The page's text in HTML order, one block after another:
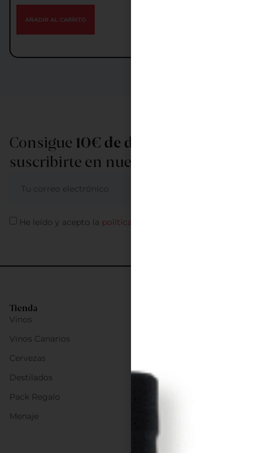
AÑADIR AL CARRITO
Tienda
Vinos
Vinos Canarios
Cervezas
Destilados
Pack Regalo
Menaje
Consigue 10€ de descuento
suscribirte en nuestra newsletter
He leído y acepto la política de privacidad